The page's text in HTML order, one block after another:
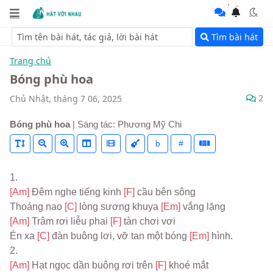
Tìm bài hát
Trang chủ
Bóng phù hoa
Chủ Nhật, tháng 7 06, 2025 2
Bóng phù hoa | Sáng tác: Phương Mỹ Chi
b #
[Am] Đêm nghe tiếng kinh [F] cầu bên sông
Thoáng nao [C] lòng sương khuya [Em]
[Am] Trâm rơi liễu phai [F] tàn chơi vơi
Én xa [C] đàn buông lơi, vỡ tan một bóng [Em] hình.
[Am] Hạt ngọc dần buông rơi trên [F] khoé mắt